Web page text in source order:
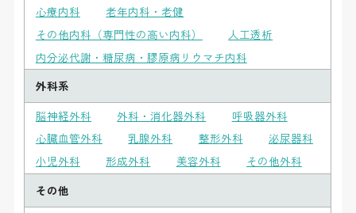
心療内科
老年内科・老健
その他内科（専門性の高い内科）
人工透析
内分泌代謝・糖尿病・膠原病リウマチ内科
外科系
脳神経外科
外科・消化器外科
呼吸器外科
心臓血管外科
乳腺外科 整形外科
泌尿器科
小児外科
形成外科 美容外科
その他外科
その他